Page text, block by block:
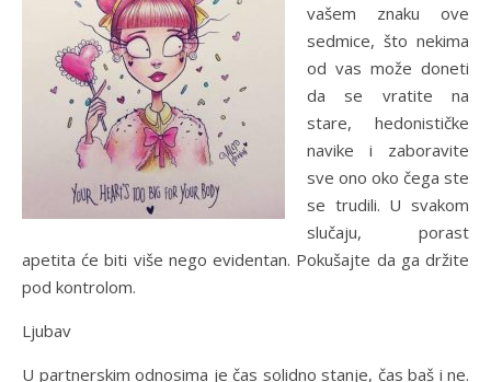
vašem znaku ove
sedmice, što nekima
od vas može doneti
da se vratite na
stare, hedonističke
navike i zaboravite
sve ono oko čega ste
se trudili. U svakom
slučaju, porast
apetita će biti više nego evidentan. Pokušajte da ga držite
pod kontrolom.
Ljubav
U partnerskim odnosima je čas solidno stanje, čas baš i ne.